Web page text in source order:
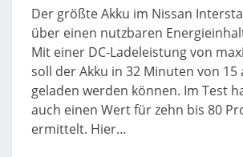
MIT
87
KWH
(10
AUF
80
Der größte Akku im Nissan
über einen nutzbaren
Mit einer DC-Ladeleistung von
soll der Akku in 32 Minuten von 15
geladen werden können. Im Test
auch einen Wert für zehn bis 80
ermittelt. Hier…